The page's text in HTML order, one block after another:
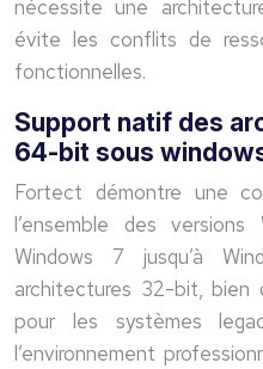
nécessite une
évite les conflits de
fonctionnelles.
Support natif des
64-bit sous
Fortect démontre une
l’ensemble des versions
Windows 7 jusqu’à
architectures 32-bit, bien
pour les systèmes
l’environnement